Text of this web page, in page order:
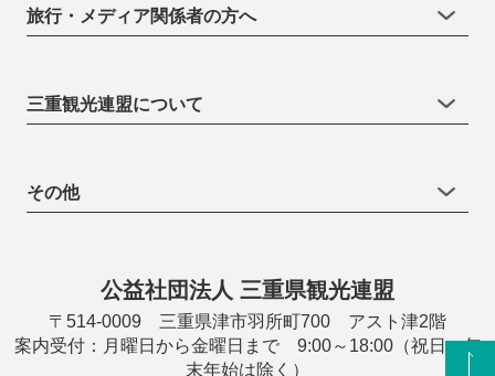
旅行・メディア関係者の方へ
三重観光連盟について
その他
公益社団法人 三重県観光連盟
〒514-0009 三重県津市羽所町700 アスト津2階
案内受付：月曜日から金曜日まで 9:00～18:00（祝日・年
末年始は除く）